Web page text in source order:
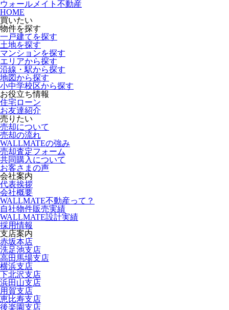
ウォールメイト不動産
HOME
買いたい
物件を探す
一戸建てを探す
土地を探す
マンションを探す
エリアから探す
沿線・駅から探す
地図から探す
小中学校区から探す
お役立ち情報
住宅ローン
お友達紹介
売りたい
売却について
売却の流れ
WALLMATEの強み
売却査定フォーム
共同購入について
お客さまの声
会社案内
代表挨拶
会社概要
WALLMATE不動産って？
自社物件販売実績
WALLMATE設計実績
採用情報
支店案内
赤坂本店
洗足池支店
高田馬場支店
横浜支店
下北沢支店
浜田山支店
用賀支店
恵比寿支店
後楽園支店